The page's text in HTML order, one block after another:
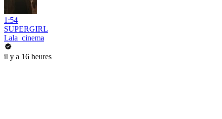
1:54
SUPERGIRL
Lala_cinema
il y a 16 heures